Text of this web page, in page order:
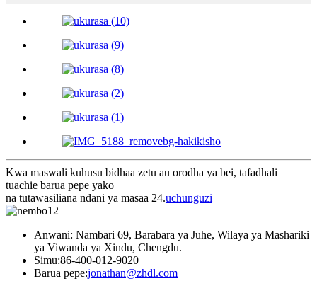
Kwa maswali kuhusu bidhaa zetu au orodha ya bei, tafadhali
tuachie barua pepe yako
na tutawasiliana ndani ya masaa 24.uchunguzi
Anwani: Nambari 69, Barabara ya Juhe, Wilaya ya Mashariki
ya Viwanda ya Xindu, Chengdu.
Simu:86-400-012-9020
Barua pepe:jonathan@zhdl.com